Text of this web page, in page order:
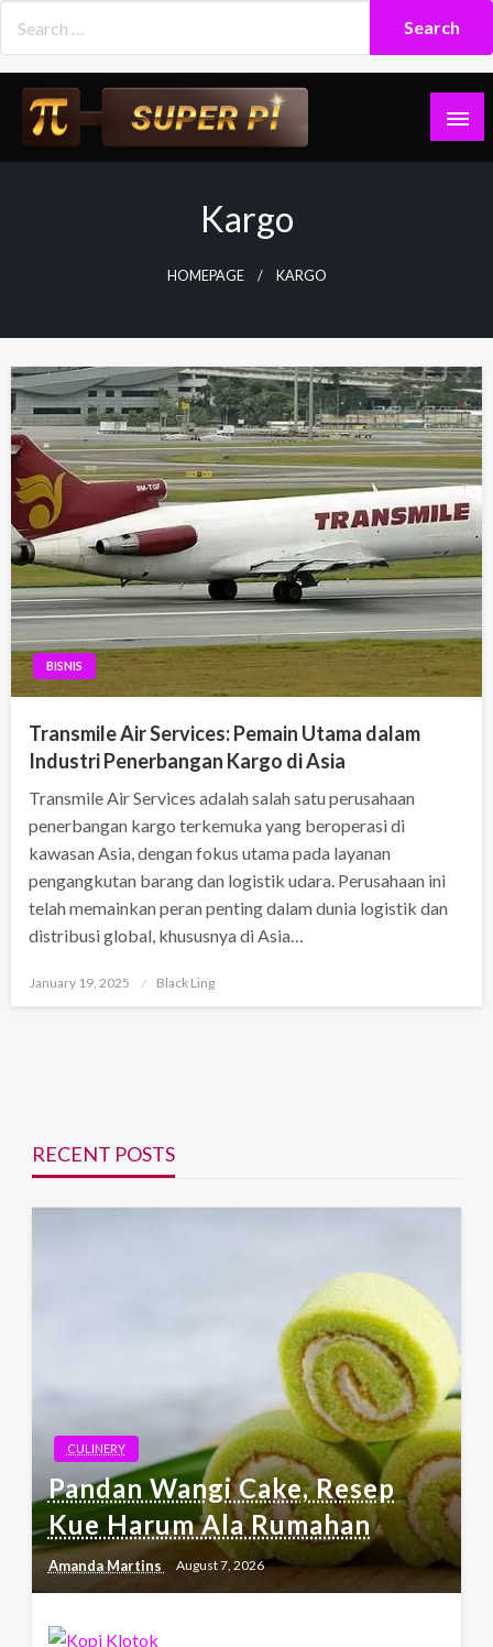
content
Kargo
HOMEPAGE KARGO
BISNIS
Transmile Air Services: Pemain Utama dalam
Industri Penerbangan Kargo di Asia
Transmile Air Services adalah salah satu perusahaan
penerbangan kargo terkemuka yang beroperasi di
kawasan Asia, dengan fokus utama pada layanan
pengangkutan barang dan logistik udara. Perusahaan ini
telah memainkan peran penting dalam dunia logistik dan
distribusi global, khususnya di Asia…
Posted
January 19, 2025 Black Ling
RECENT POSTS
CULINERY
Pandan Wangi Cake, Resep
Kue Harum Ala Rumahan
Amanda Martins August 7, 2026